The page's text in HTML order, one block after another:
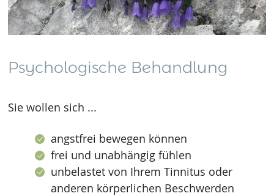
Psychologische Behandlung
Sie wollen sich ...
angstfrei bewegen können
frei und unabhängig fühlen
unbelastet von Ihrem Tinnitus oder
anderen körperlichen Beschwerden